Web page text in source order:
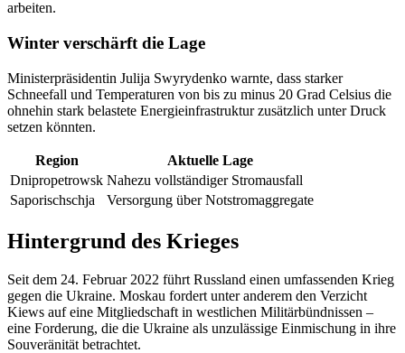
arbeiten.
Winter verschärft die Lage
Ministerpräsidentin Julija Swyrydenko warnte, dass starker
Schneefall und Temperaturen von bis zu minus 20 Grad Celsius die
ohnehin stark belastete Energieinfrastruktur zusätzlich unter Druck
setzen könnten.
Region
Aktuelle Lage
Dnipropetrowsk Nahezu vollständiger Stromausfall
Saporischschja
Versorgung über Notstromaggregate
Hintergrund des Krieges
Seit dem 24. Februar 2022 führt Russland einen umfassenden Krieg
gegen die Ukraine. Moskau fordert unter anderem den Verzicht
Kiews auf eine Mitgliedschaft in westlichen Militärbündnissen –
eine Forderung, die die Ukraine als unzulässige Einmischung in ihre
Souveränität betrachtet.